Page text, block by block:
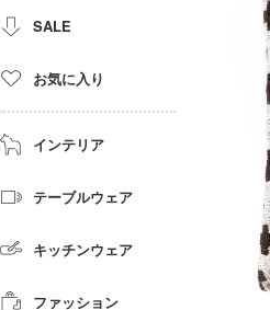
SALE
お気に入り
インテリア
テーブルウェア
キッチンウェア
ファッション